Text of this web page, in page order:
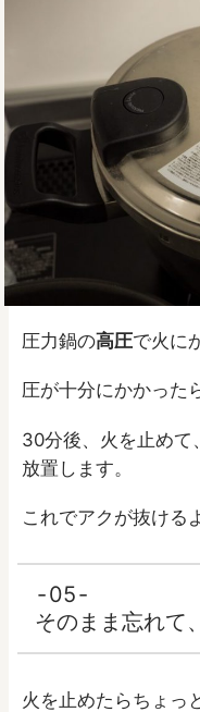
圧力鍋の高圧で火に
圧が十分にかかった
30分後、火を止めて
放置します。
これでアクが抜ける
05
そのまま忘れて
火を止めたらちょっ